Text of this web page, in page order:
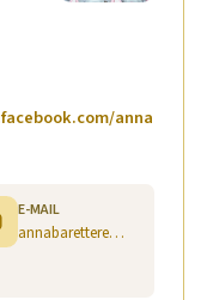
anna
E-MAIL
annabaretterem@gmail.com